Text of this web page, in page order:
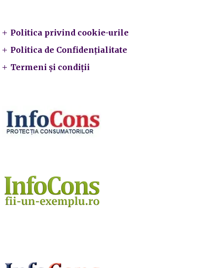
Politica privind cookie-urile
Politica de Confidențialitate
Termeni și condiții